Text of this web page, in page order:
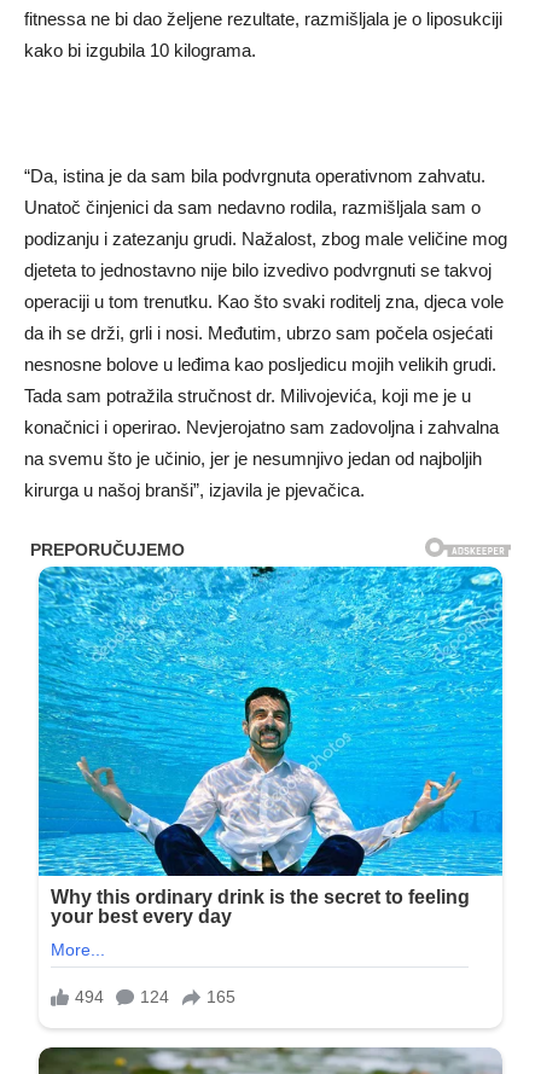
fitnessa ne bi dao željene rezultate, razmišljala je o liposukciji
kako bi izgubila 10 kilograma.
“Da, istina je da sam bila podvrgnuta operativnom zahvatu.
Unatoč činjenici da sam nedavno rodila, razmišljala sam o
podizanju i zatezanju grudi. Nažalost, zbog male veličine mog
djeteta to jednostavno nije bilo izvedivo podvrgnuti se takvoj
operaciji u tom trenutku. Kao što svaki roditelj zna, djeca vole
da ih se drži, grli i nosi. Međutim, ubrzo sam počela osjećati
nesnosne bolove u leđima kao posljedicu mojih velikih grudi.
Tada sam potražila stručnost dr. Milivojevića, koji me je u
konačnici i operirao. Nevjerojatno sam zadovoljna i zahvalna
na svemu što je učinio, jer je nesumnjivo jedan od najboljih
kirurga u našoj branši”, izjavila je pjevačica.